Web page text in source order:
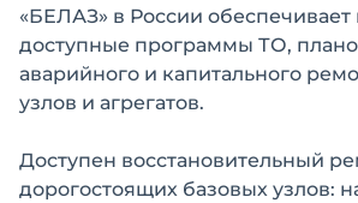
«БЕЛАЗ» в России обеспечивает
доступные программы ТО,
аварийного и капитального
узлов и агрегатов.
Доступен восстановительный
дорогостоящих базовых узлов: